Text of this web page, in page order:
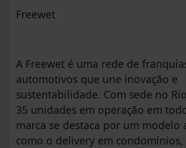
Freewet
A Freewet é uma rede de
automotivos que une inovação e
sustentabilidade. Com sede no
35 unidades em operação em
marca se destaca por um modelo
como o delivery em condomínios,